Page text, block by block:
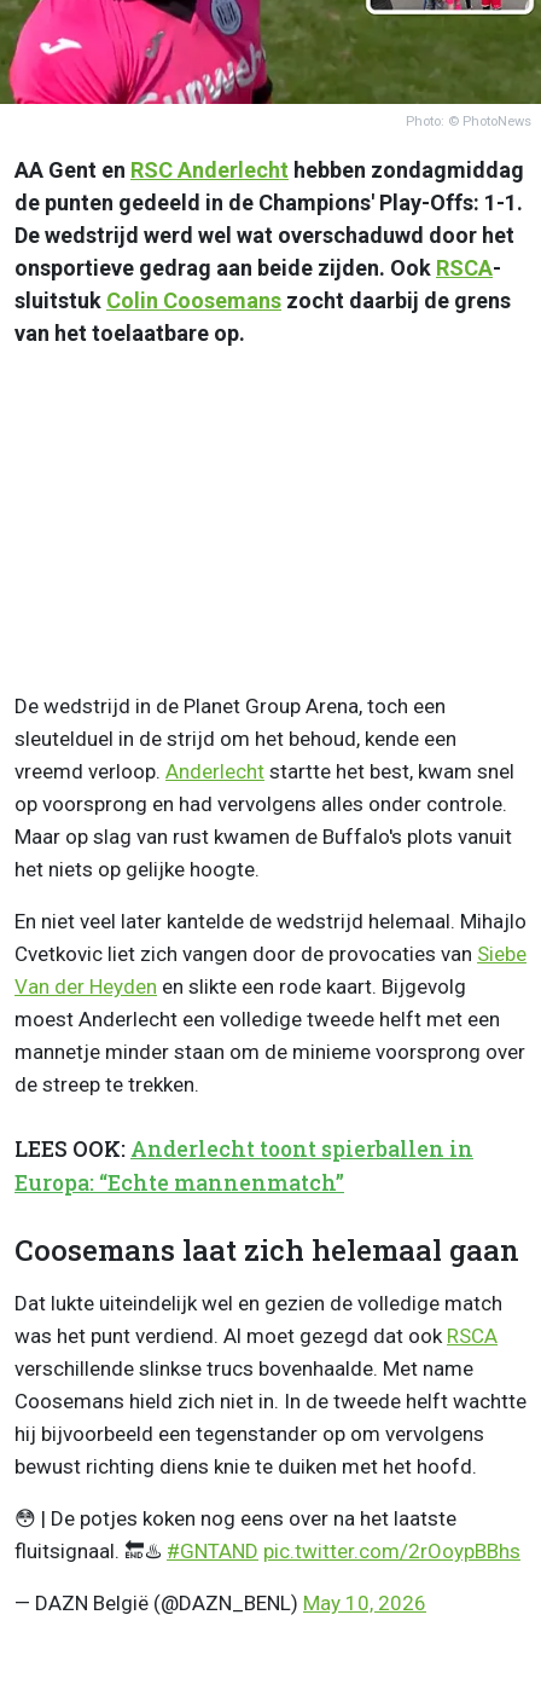
Photo: © PhotoNews
AA Gent en RSCAnderlecht hebben zondagmiddag
de punten gedeeld in de Champions' Play-Offs: 1-1.
De wedstrijd werd wel wat overschaduwd door het
onsportieve gedrag aan beide zijden. Ook RSCA-
sluitstuk Colin Coosemans zocht daarbij de grens
van het toelaatbare op.
De wedstrijd in de Planet Group Arena, toch een
sleutelduel in de strijd om het behoud, kende een
vreemd verloop. Anderlecht startte het best, kwam snel
op voorsprong en had vervolgens alles onder controle.
Maar op slag van rust kwamen de Buffalo's plots vanuit
het niets op gelijke hoogte.
En niet veel later kantelde de wedstrijd helemaal. Mihajlo
Cvetkovic liet zich vangen door de provocaties van Siebe
Van der Heyden en slikte een rode kaart. Bijgevolg
moest Anderlecht een volledige tweede helft met een
mannetje minder staan om de minieme voorsprong over
de streep te trekken.
LEES OOK: Anderlecht toont spierballen in
Europa: “Echte mannenmatch”
Coosemans laat zich helemaal gaan
Dat lukte uiteindelijk wel en gezien de volledige match
was het punt verdiend. Al moet gezegd dat ook RSCA
verschillende slinkse trucs bovenhaalde. Met name
Coosemans hield zich niet in. In de tweede helft wachtte
hij bijvoorbeeld een tegenstander op om vervolgens
bewust richting diens knie te duiken met het hoofd.
😳 | De potjes koken nog eens over na het laatste
fluitsignaal. 🔚♨️ #GNTAND pic.twitter.com/2rOoypBBhs
— DAZN België (@DAZN_BENL) May 10, 2026